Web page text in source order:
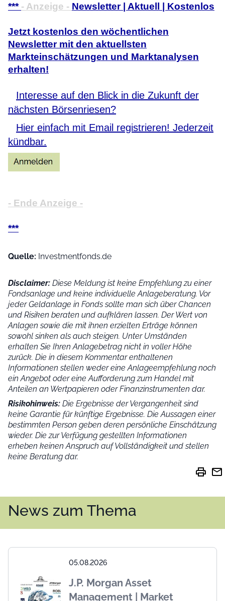
*** - Anzeige - Newsletter | Aktuell | Kostenlos
Jetzt kostenlos den wöchentlichen
Newsletter mit den aktuellsten
Markteinschätzungen und Marktanalysen
erhalten!
Interesse auf den Blick in die Zukunft der
nächsten Börsenriesen?
Hier einfach mit Email registrieren! Jederzeit
kündbar.
- Ende Anzeige -
***
Quelle: Investmentfonds.de
Disclaimer: Diese Meldung ist keine Empfehlung zu einer
Fondsanlage und keine individuelle Anlageberatung. Vor
jeder Geldanlage in Fonds sollte man sich über Chancen
und Risiken beraten und aufklären lassen. Der Wert von
Anlagen sowie die mit ihnen erzielten Erträge können
sowohl sinken als auch steigen. Unter Umständen
erhalten Sie Ihren Anlagebetrag nicht in voller Höhe
zurück. Die in diesem Kommentar enthaltenen
Informationen stellen weder eine Anlageempfehlung noch
ein Angebot oder eine Aufforderung zum Handel mit
Anteilen an Wertpapieren oder Finanzinstrumenten dar.
Risikohinweis: Die Ergebnisse der Vergangenheit sind
keine Garantie für künftige Ergebnisse. Die Aussagen einer
bestimmten Person geben deren persönliche Einschätzung
wieder. Die zur Verfügung gestellten Informationen
erheben keinen Anspruch auf Vollständigkeit und stellen
keine Beratung dar.
print mail
News zum Thema
05.08.2026
J.P. Morgan Asset
Management | Market